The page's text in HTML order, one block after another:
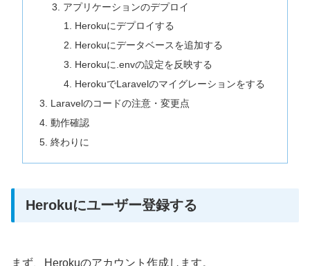
アプリケーションのデプロイ
Herokuにデプロイする
Herokuにデータベースを追加する
Herokuに.envの設定を反映する
HerokuでLaravelのマイグレーションをする
Laravelのコードの注意・変更点
動作確認
終わりに
Herokuにユーザー登録する
まず、Herokuのアカウント作成します。